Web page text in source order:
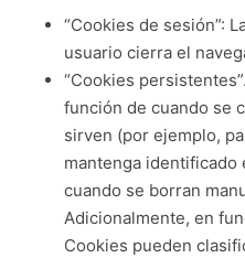
“Cookies de sesión”:
usuario cierra el
“Cookies
función de cuando se
sirven (por ejemplo,
mantenga identificado
cuando se borran
Adicionalmente, en
Cookies pueden